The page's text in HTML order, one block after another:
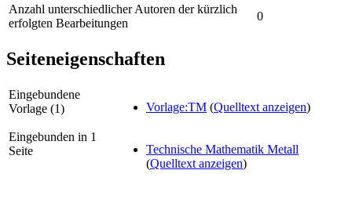
Anzahl unterschiedlicher Autoren der kürzlich
erfolgten Bearbeitungen
0
Seiteneigenschaften
Eingebundene
Vorlage (1)
Vorlage:TM (Quelltext anzeigen)
Eingebunden in 1
Seite
Technische Mathematik Metall
(Quelltext anzeigen)